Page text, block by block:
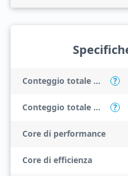
Conteggio totale dei core ?
Conteggio totale dei thread ?
Core di performance
Core di efficienza